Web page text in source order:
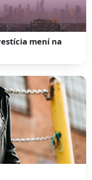
mení na